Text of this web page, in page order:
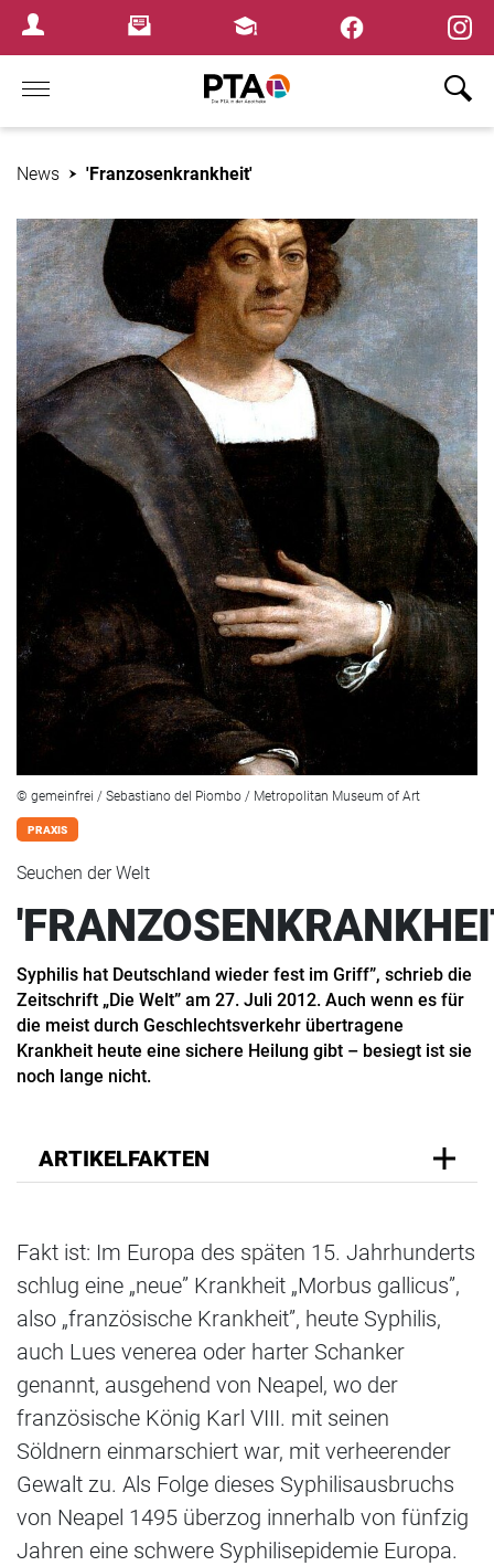
Login MenuNewsletterFortbildungen
Home
News 'Franzosenkrankheit'
© gemeinfrei / Sebastiano del Piombo / Metropolitan Museum of Art
PRAXIS
Seuchen der Welt
Syphilis hat Deutschland wieder fest im Griff”, schrieb die
Zeitschrift „Die Welt” am 27. Juli 2012. Auch wenn es für
die meist durch Geschlechtsverkehr übertragene
Krankheit heute eine sichere Heilung gibt – besiegt ist sie
noch lange nicht.
ARTIKELFAKTEN
Fakt ist: Im Europa des späten 15. Jahrhunderts
schlug eine „neue” Krankheit „Morbus gallicus”,
also „französische Krankheit”, heute Syphilis,
auch Lues venerea oder harter Schanker
genannt, ausgehend von Neapel, wo der
französische König Karl VIII. mit seinen
Söldnern einmarschiert war, mit verheerender
Gewalt zu. Als Folge dieses Syphilisausbruchs
von Neapel 1495 überzog innerhalb von fünfzig
Jahren eine schwere Syphilisepidemie Europa.
×